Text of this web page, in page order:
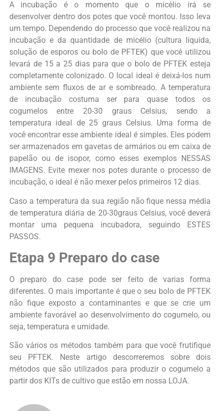
A incubação é o momento que o micélio irá se
desenvolver dentro dos potes que você montou. Isso leva
um tempo. Dependendo do processo que você realizou na
incubação e da quantidade de micélio (cultura liquida,
solução de esporos ou bolo de PFTEK) que você utilizou
levará de 15 a 25 dias para que o bolo de PFTEK esteja
completamente colonizado. O local ideal é deixá-los num
ambiente sem fluxos de ar e sombreado. A temperatura
de incubação costuma ser para quase todos os
cogumelos entre 20-30 graus Celsius, sendo a
temperatura ideal de 25 graus Celsius. Uma forma de
você encontrar esse ambiente ideal é simples. Eles podem
ser armazenados em gavetas de armários ou em caixa de
papelão ou de isopor, como esses exemplos NESSAS
IMAGENS. Evite mexer nos potes durante o processo de
incubação, o ideal é não mexer pelos primeiros 12 dias.
Caso a temperatura da sua região não fique nessa média
de temperatura diária de 20-30graus Celsius, você deverá
montar uma pequena incubadora, seguindo ESTES
PASSOS.
Etapa 9 Preparo do case
O preparo do case pode ser feito de varias forma
diferentes. O mais importante é que o seu bolo de PFTEK
não fique exposto a contaminantes e que se crie um
ambiente favorável ao desenvolvimento do cogumelo, ou
seja, temperatura e umidade.
São vários os métodos também para que você frutifique
seu PFTEK. Neste artigo descorreremos sobre dois
métodos que são utilizados para produzir o cogumelo a
partir dos KITs de cultivo que estão em nossa LOJA.